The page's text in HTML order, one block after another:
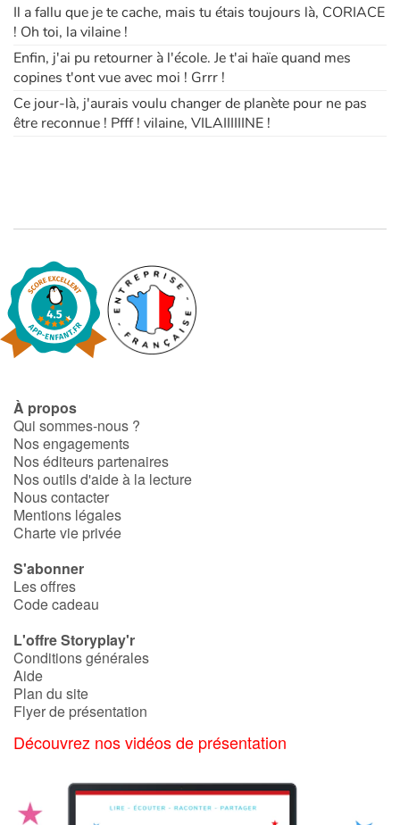
Il a fallu que je te cache, mais tu étais toujours là, CORIACE
! Oh toi, la vilaine !
Enfin, j'ai pu retourner à l'école. Je t'ai haïe quand mes
copines t'ont vue avec moi ! Grrr !
Ce jour-là, j'aurais voulu changer de planète pour ne pas
être reconnue ! Pfff ! vilaine, VILAIIIIIINE !
À propos
Qui sommes-nous ?
Nos engagements
Nos éditeurs partenaires
Nos outils d'aide à la lecture
Nous contacter
Mentions légales
Charte vie privée
S'abonner
Les offres
Code cadeau
L'offre Storyplay'r
Conditions générales
Aide
Plan du site
Flyer de présentation
Découvrez nos vidéos de présentation